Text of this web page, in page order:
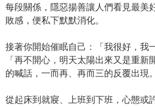
每段關係，隱惡揚善讓人們看見最美
敗感，便私下默默消化。
接著你開始催眠自己：「我很好，我
「再不開心，明天太陽出來又是重
的喊話，一而再、再而三的反覆出現。
從起床到就寢、上班到下班，心態或